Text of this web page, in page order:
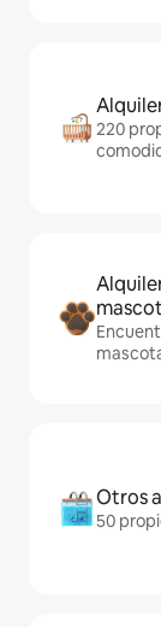
220
Otros
50